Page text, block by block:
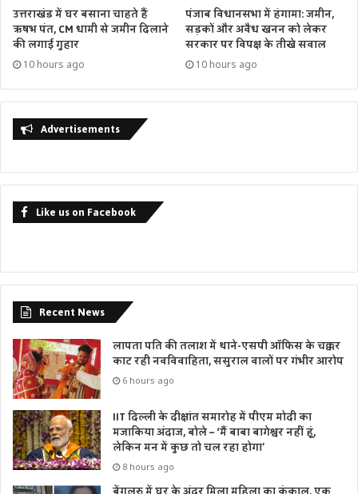
उत्तराखंड में घर बसाना चाहते हैं
ऋषभ पंत, CM धामी से जमीन दिलाने
की लगाई गुहार
10 hours ago
पंजाब विधानसभा में हंगामा: जमीन,
सड़कों और अवैध खनन को लेकर
सरकार पर विपक्ष के तीखे सवाल
10 hours ago
Advertisements
Like us on Facebook
Recent News
लापता पति की तलाश में थाने-एसपी ऑफिस के चक्कर
काट रही नवविवाहिता, ससुराल वालों पर गंभीर आरोप
6 hours ago
IIT दिल्ली के दीक्षांत समारोह में पीएम मोदी का
मजाकिया अंदाज, बोले – ‘मैं बाबा बागेश्वर नहीं हूं,
लेकिन मन में कुछ तो चल रहा होगा’
8 hours ago